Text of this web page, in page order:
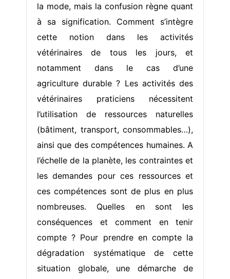
la mode, mais la confusion règne quant
à sa signification. Comment s’intègre
cette notion dans les activités
vétérinaires de tous les jours, et
notamment dans le cas d’une
agriculture durable ? Les activités des
vétérinaires praticiens nécessitent
l’utilisation de ressources naturelles
(bâtiment, transport, consommables…),
ainsi que des compétences humaines. A
l’échelle de la planète, les contraintes et
les demandes pour ces ressources et
ces compétences sont de plus en plus
nombreuses. Quelles en sont les
conséquences et comment en tenir
compte ? Pour prendre en compte la
dégradation systématique de cette
situation globale, une démarche de